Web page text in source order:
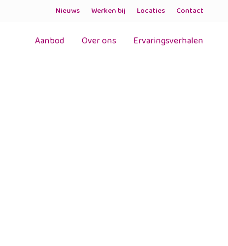
Nieuws Werken bij Locaties Contact
Aanbod Over ons Ervaringsverhalen